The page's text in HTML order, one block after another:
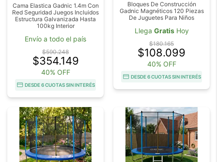
Cama Elastica Gadnic 1.4m Con
Red Seguridad Juegos Incluidos
Estructura Galvanizada Hasta
100kg Interior
Envío a todo el país
$590.248
$354.149
40% OFF
DESDE 6 CUOTAS SIN INTERÉS
Bloques De Construcción
Gadnic Magnéticos 120 Piezas
De Juguetes Para Niños
Llega GratisHoy
$180.165
$108.099
40% OFF
DESDE 6 CUOTAS SIN INTERÉS